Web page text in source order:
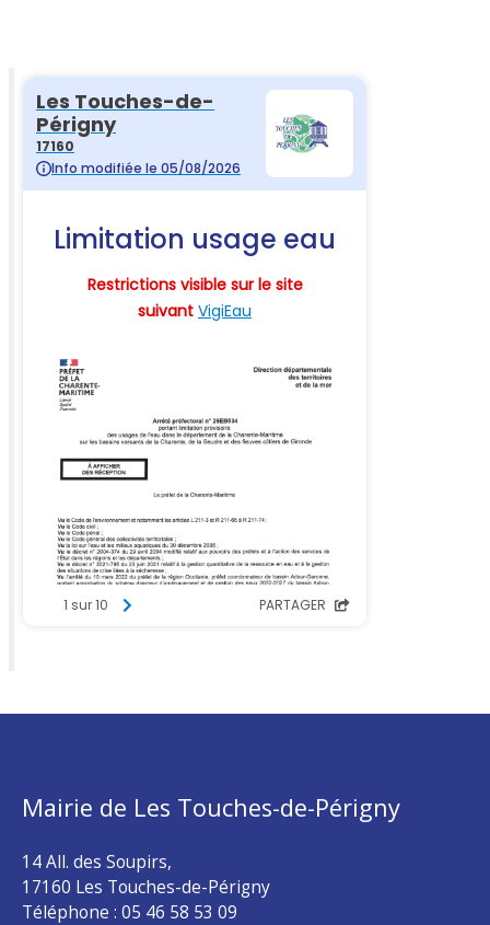
Mairie de Les Touches-de-Périgny
14 All. des Soupirs,
17160 Les Touches-de-Périgny
Téléphone : 05 46 58 53 09